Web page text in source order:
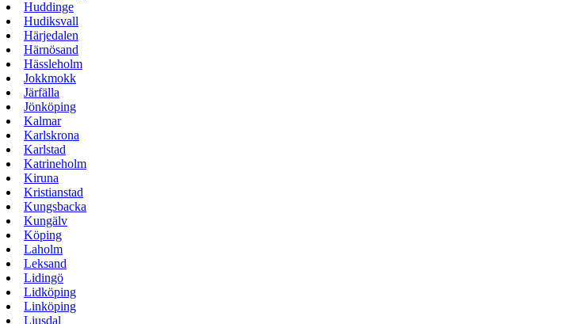
Huddinge
Hudiksvall
Härjedalen
Härnösand
Hässleholm
Jokkmokk
Järfälla
Jönköping
Kalmar
Karlskrona
Karlstad
Katrineholm
Kiruna
Kristianstad
Kungsbacka
Kungälv
Köping
Laholm
Leksand
Lidingö
Lidköping
Linköping
Ljusdal